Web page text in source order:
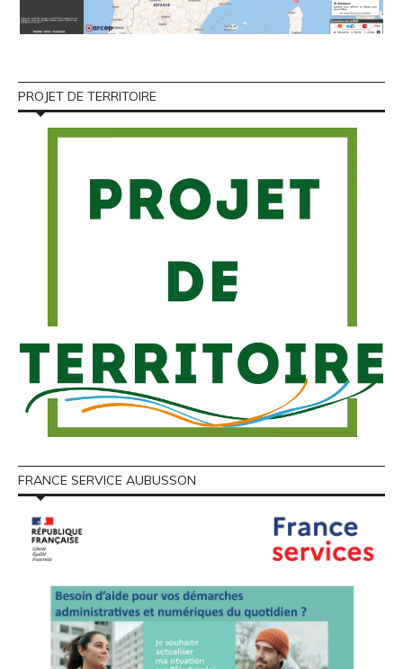
PROJET DE TERRITOIRE
FRANCE SERVICE AUBUSSON